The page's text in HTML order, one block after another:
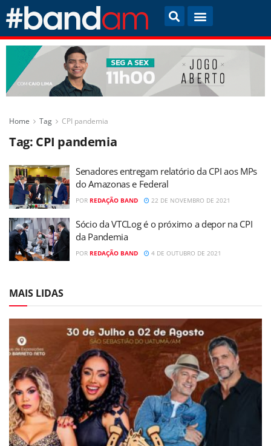
Home Tag CPI pandemia
Tag: CPI pandemia
Senadores entregam relatório da CPI aos MPs
do Amazonas e Federal
POR REDAÇÃO BAND 22 DE NOVEMBRO DE 2021
Sócio da VTCLog é o próximo a depor na CPI
da Pandemia
POR REDAÇÃO BAND 4 DE OUTUBRO DE 2021
MAIS LIDAS